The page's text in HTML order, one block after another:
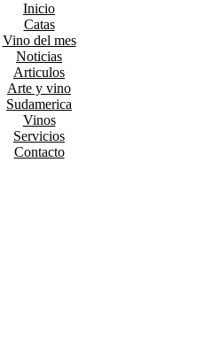
Inicio
Catas
Vino del mes
Noticias
Articulos
Arte y vino
Sudamerica
Vinos
Servicios
Contacto